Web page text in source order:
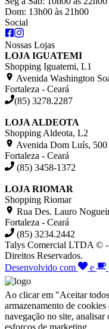
Dom: 13h00 às 21h00
Social
Nossas Lojas
LOJA IGUATEMI
Shopping Iguatemi, L1
Avenida Washington
Fortaleza - Ceará
(85) 3278.2287
LOJA ALDEOTA
Shopping Aldeota, L2
Avenida Dom Luís, 500
Fortaleza - Ceará
(85) 3458-1372
LOJA RIOMAR
Shopping Riomar
Rua Des. Lauro
Fortaleza - Ceará
(85) 3234.2442
Talys Comercial LTDA ©
Direitos Reservados.
Desenvolvido com
e
Ao clicar em "Aceitar
armazenamento de
navegação no site,
esforços de marketing.